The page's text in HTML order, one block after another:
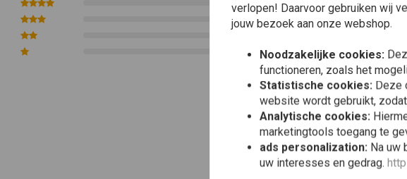
0
0
verlopen! Daarvoor gebruiken wij
jouw bezoek aan onze webshop.
Noodzakelijke cookies:
functioneren, zoals het
Statistische cookies: Deze
website wordt gebruikt,
Analytische cookies:
marketingtools toegang te
ads personalization: Na uw
uw interesses en gedrag.